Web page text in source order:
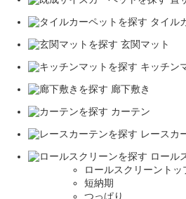
タイル
玄関マット
キッチン
廊下敷き
カーテン
レースカ
ロール
ロールスクリーントッ
短納期
つっぱり